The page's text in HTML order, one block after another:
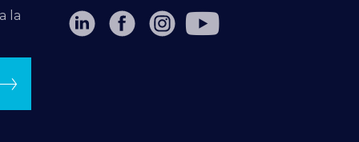
la